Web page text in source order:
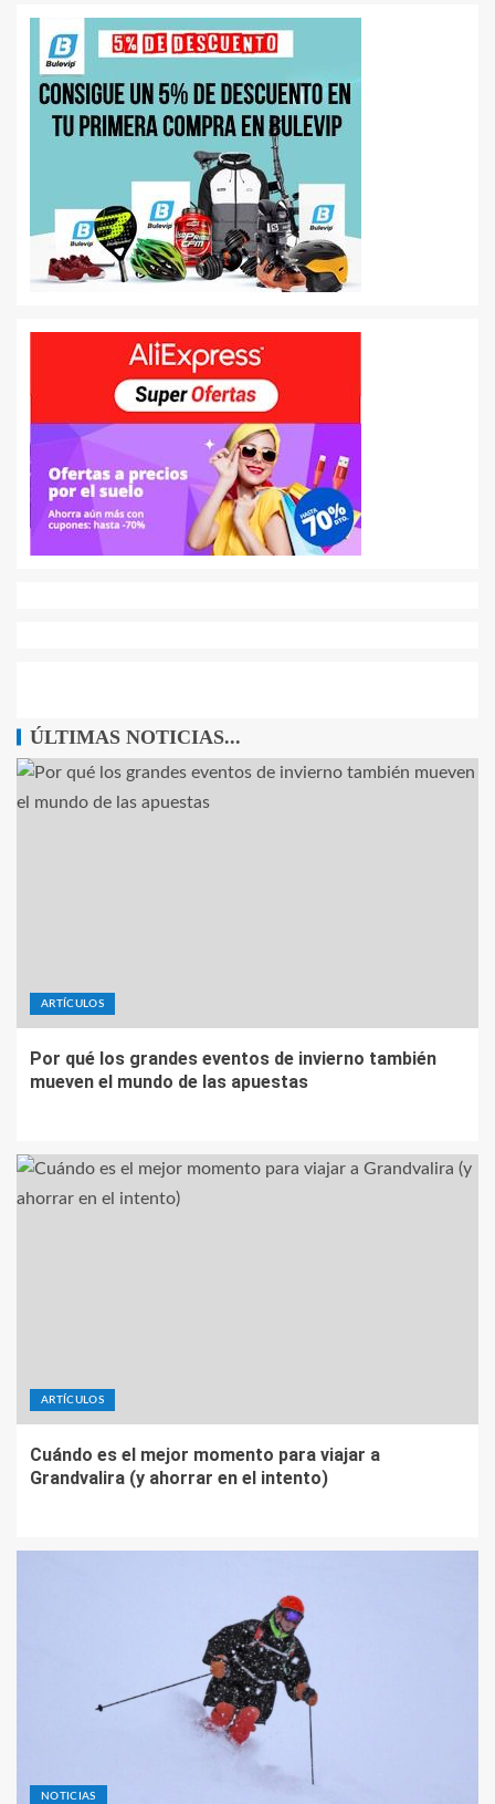
ÚLTIMAS NOTICIAS...
ARTÍCULOS
Por qué los grandes eventos de invierno también
mueven el mundo de las apuestas
ARTÍCULOS
Cuándo es el mejor momento para viajar a
Grandvalira (y ahorrar en el intento)
NOTICIAS